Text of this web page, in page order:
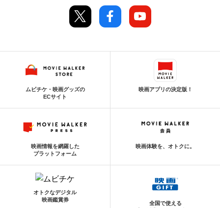
ムビチケ・映画グッズの
ECサイト
映画アプリの決定版！
映画情報を網羅した
プラットフォーム
映画体験を、オトクに。
オトクなデジタル
映画鑑賞券
全国で使える